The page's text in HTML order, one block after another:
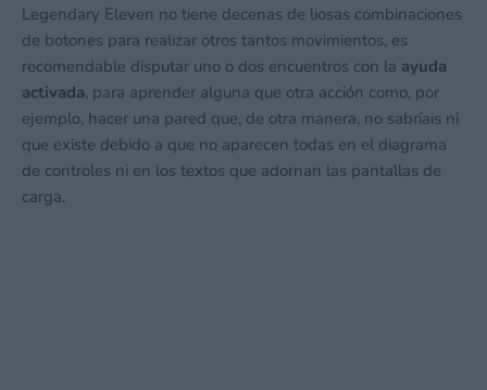
Legendary Eleven no tiene decenas de liosas combinaciones
de botones para realizar otros tantos movimientos, es
recomendable disputar uno o dos encuentros con la ayuda
activada, para aprender alguna que otra acción como, por
ejemplo, hacer una pared que, de otra manera, no sabríais ni
que existe debido a que no aparecen todas en el diagrama
de controles ni en los textos que adornan las pantallas de
carga.